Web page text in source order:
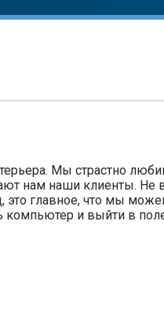
Мы страстно
нам наши клиенты. Не
главное, что мы
и выйти в